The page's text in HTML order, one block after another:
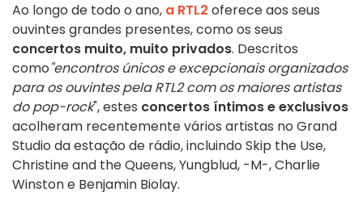
Ao longo de todo o ano, a RTL2 oferece aos seus
ouvintes grandes presentes, como os seus
concertos muito, muito privados. Descritos
como"encontros únicos e excepcionais organizados
para os ouvintes pela RTL2 com os maiores artistas
do pop-rock", estes concertos íntimos e exclusivos
acolheram recentemente vários artistas no Grand
Studio da estação de rádio, incluindo Skip the Use,
Christine and the Queens, Yungblud, -M-, Charlie
Winston e Benjamin Biolay.